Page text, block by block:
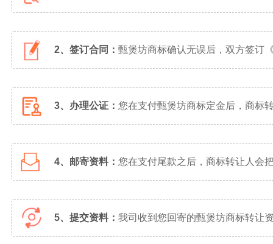
2、签订合同： 甄煲坊商标确认无误后，双方签订
3、办理公证： 您在支付甄煲坊商标定金后，商标
4、邮寄资料： 您在支付尾款之后，商标转让人会
5、提交资料： 我司收到您回寄的甄煲坊商标转让